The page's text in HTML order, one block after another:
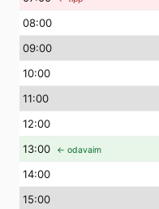
08:00
09:00
10:00
11:00
12:00
13:00 ← odavaim
14:00
15:00